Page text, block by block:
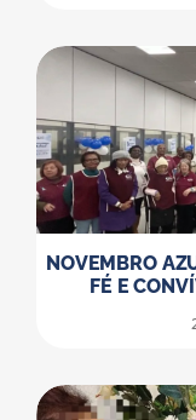
NOVEMBRO
FÉ E